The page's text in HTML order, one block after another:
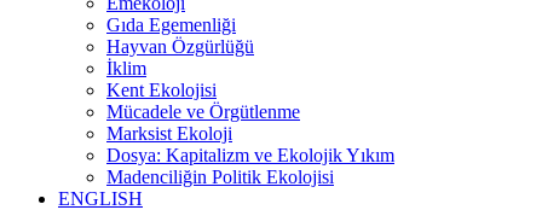
Gıda Egemenliği
Hayvan Özgürlüğü
İklim
Kent Ekolojisi
Mücadele ve Örgütlenme
Marksist Ekoloji
Dosya: Kapitalizm ve Ekolojik Yıkım
Madenciliğin Politik Ekolojisi
ENGLISH